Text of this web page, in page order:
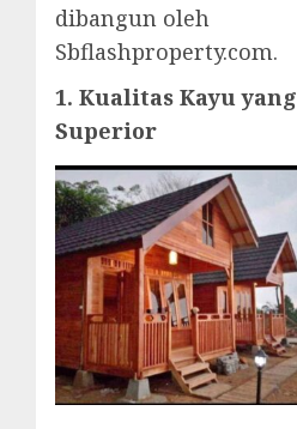
dibangun oleh
Sbflashproperty.com.
1. Kualitas Kayu yang
Superior